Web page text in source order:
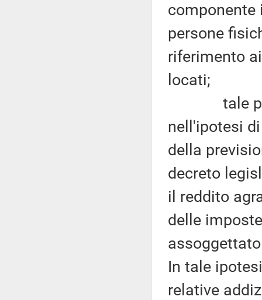
persone
riferimento
locati;
tale
nell'ipotesi
della
decreto
il reddito
delle
In tale
relative